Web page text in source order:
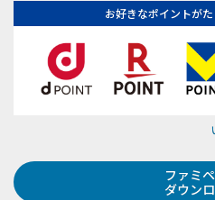
お好きなポイントが
ファミ
ダウン